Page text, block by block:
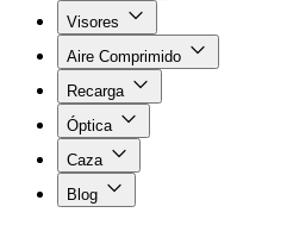
Visores
Aire Comprimido
Recarga
Óptica
Caza
Blog